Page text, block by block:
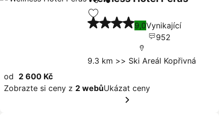
Přidat na seznam oblíbených
Ukázat ceny
4 Počet hvězdiček
9,0Vynikající
952
9.3 km >> Ski Areál Kopřivná
od 2 600 Kč
Zobrazte si ceny z 2 webůUkázat ceny